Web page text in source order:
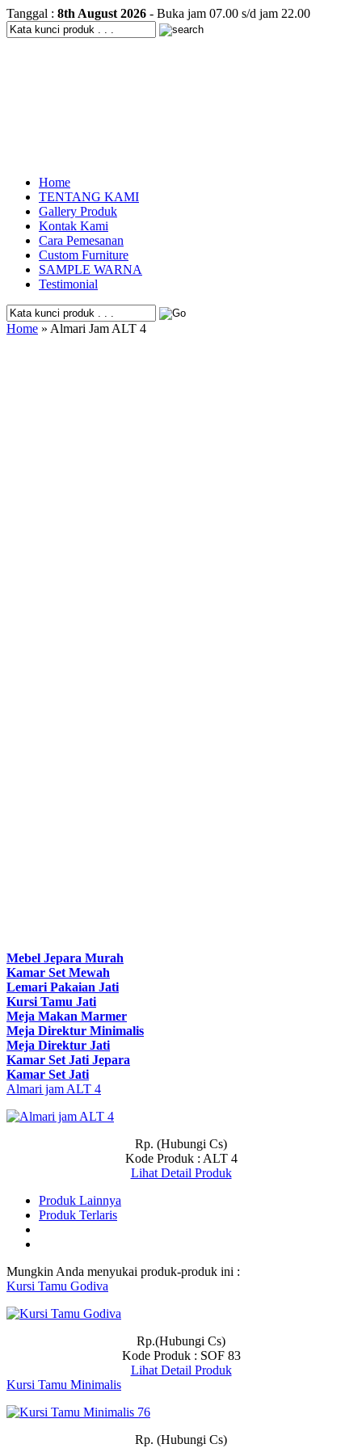
Tanggal : 8th August 2026 - Buka jam 07.00 s/d jam 22.00
Home
TENTANG KAMI
Gallery Produk
Kontak Kami
Cara Pemesanan
Custom Furniture
SAMPLE WARNA
Testimonial
Home » Almari Jam ALT 4
Mebel Jepara Murah
Kamar Set Mewah
Lemari Pakaian Jati
Kursi Tamu Jati
Meja Makan Marmer
Meja Direktur Minimalis
Meja Direktur Jati
Kamar Set Jati Jepara
Kamar Set Jati
Almari jam ALT 4
Rp. (Hubungi Cs)
Kode Produk : ALT 4
Lihat Detail Produk
Produk Lainnya
Produk Terlaris
Mungkin Anda menyukai produk-produk ini :
Kursi Tamu Godiva
Rp.(Hubungi Cs)
Kode Produk : SOF 83
Lihat Detail Produk
Kursi Tamu Minimalis
Rp. (Hubungi Cs)